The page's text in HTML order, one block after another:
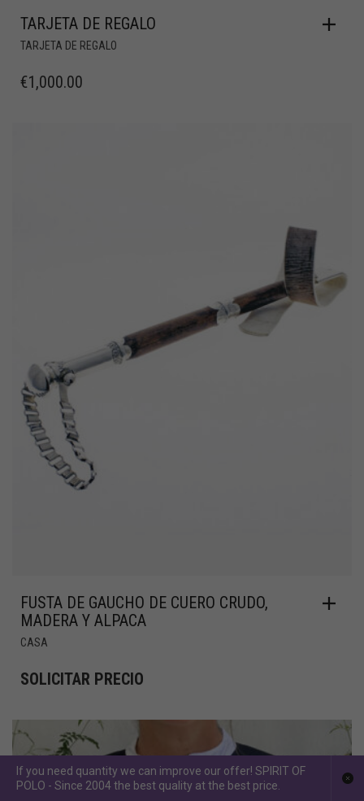
TARJETA DE REGALO
TARJETA DE REGALO
€1,000.00
FUSTA DE GAUCHO DE CUERO CRUDO,
MADERA Y ALPACA
CASA
SOLICITAR PRECIO
If you need quantity we can improve our offer! SPIRIT OF
POLO - Since 2004 the best quality at the best price.